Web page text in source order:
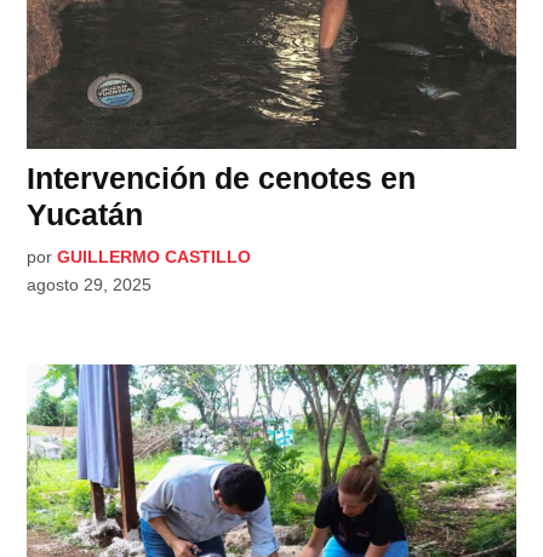
Intervención de cenotes en
Yucatán
por GUILLERMO CASTILLO
agosto 29, 2025